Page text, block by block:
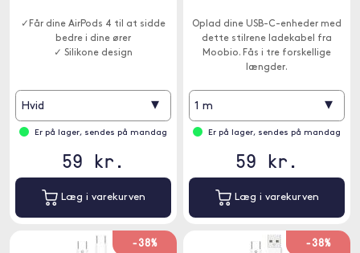
✓Får dine AirPods 4 til at sidde
bedre i dine ører
✓ Silikone design
Hvid ▾
Er på lager, sendes på mandag
59 kr.
Læg i varekurven
Oplad dine USB-C-enheder med
dette stilrene ladekabel fra
Moobio. Fås i tre forskellige
længder.
1 m ▾
Er på lager, sendes på mandag
59 kr.
Læg i varekurven
-38% -38%